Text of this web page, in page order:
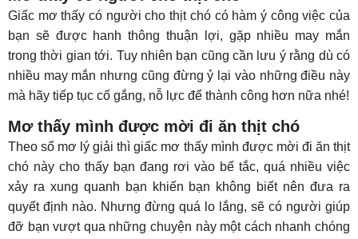
Giấc mơ thấy có người cho thịt chó có hàm ý công việc của
bạn sẽ được hanh thông thuận lợi, gặp nhiều may mắn
trong thời gian tới. Tuy nhiên bạn cũng cần lưu ý rằng dù có
nhiều may mắn nhưng cũng đừng ỷ lại vào những điều này
mà hãy tiếp tục cố gắng, nỗ lực để thành công hơn nữa nhé!
Mơ thấy mình được mời đi ăn thịt chó
Theo sổ mơ lý giải thì giấc mơ thấy mình được mời đi ăn thịt
chó này cho thấy bạn đang rơi vào bế tắc, quá nhiều việc
xảy ra xung quanh bạn khiến bạn không biết nên đưa ra
quyết định nào. Nhưng đừng quá lo lắng, sẽ có người giúp
đỡ bạn vượt qua những chuyện này một cách nhanh chóng